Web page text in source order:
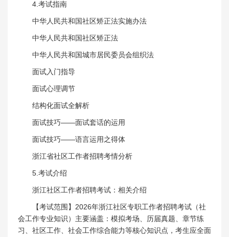
4.考试指南
中华人民共和国社区矫正法实施办法
中华人民共和国社区矫正法
中华人民共和国城市居民委员会组织法
面试入门指导
面试心理调节
结构化面试全解析
面试技巧——面试套话的运用
面试技巧——语言运用之得体
浙江省社区工作者招聘考情分析
5.考试介绍
浙江社区工作者招聘考试：相关介绍
【考试范围】2026年浙江社区专职工作者招聘考试（社
会工作专业知识）主要涵盖：模拟考场、历届真题、章节练
习、社区工作、社会工作综合能力等核心知识点，考生应全面